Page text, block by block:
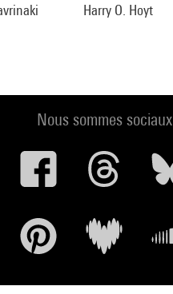
Harry O. Hoyt
Nous sommes sociaux